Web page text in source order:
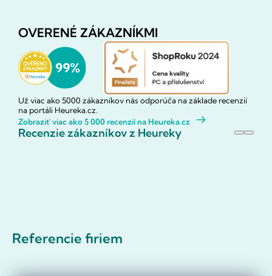
OVERENÉ ZÁKAZNÍKMI
Už viac ako 5000 zákazníkov nás odporúča na základe recenzií
na portáli Heureka.cz.
Zobraziť viac ako 5 000 recenzií na Heureka.cz
Recenzie zákazníkov z Heureky
Referencie firiem